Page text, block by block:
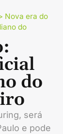
Nova era do
do
do
será
e pode